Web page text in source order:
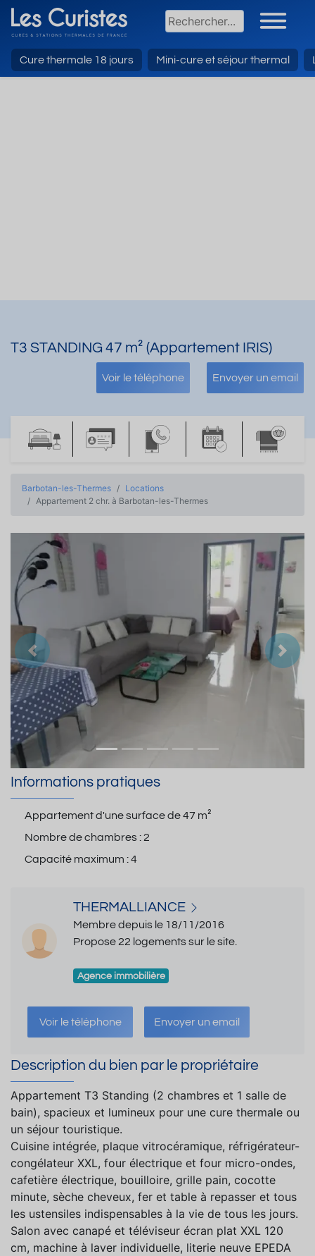
Cure thermale 18 jours Mini-cure et séjour thermal
T3 STANDING 47 m² (Appartement IRIS)
Voir le téléphone Envoyer un email
Barbotan-les-Thermes
Locations
Appartement 2 chr. à Barbotan-les-Thermes
Précedent
Informations pratiques
Appartement d'une surface de47 m²
Nombre de chambres :2
Capacité maximum :4
THERMALLIANCE
Membre depuis le 18/11/2016
Propose 22 logements sur le site.
Agence immobilière
Voir le téléphone Envoyer un email
Description du bien par le propriétaire
Appartement T3 Standing (2 chambres et 1 salle de
bain), spacieux et lumineux pour une cure thermale ou
un séjour touristique.
Cuisine intégrée, plaque vitrocéramique, réfrigérateur-
congélateur XXL, four électrique et four micro-ondes,
cafetière électrique, bouilloire, grille pain, cocotte
minute, sèche cheveux, fer et table à repasser et tous
les ustensiles indispensables à la vie de tous les jours.
Salon avec canapé et téléviseur écran plat XXL 120
cm, machine à laver individuelle, literie neuve EPEDA